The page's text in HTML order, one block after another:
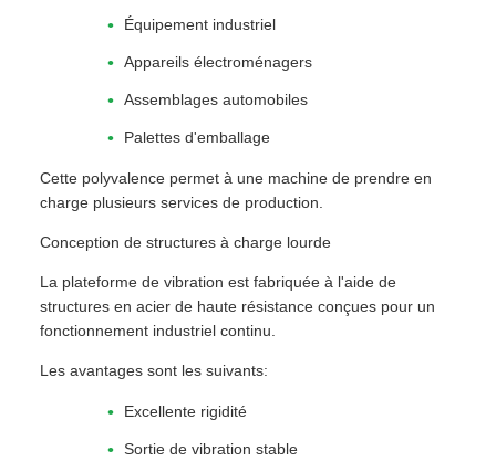
Équipement industriel
Appareils électroménagers
Assemblages automobiles
Palettes d'emballage
Cette polyvalence permet à une machine de prendre en
charge plusieurs services de production.
Conception de structures à charge lourde
La plateforme de vibration est fabriquée à l'aide de
structures en acier de haute résistance conçues pour un
fonctionnement industriel continu.
Les avantages sont les suivants:
Excellente rigidité
Sortie de vibration stable